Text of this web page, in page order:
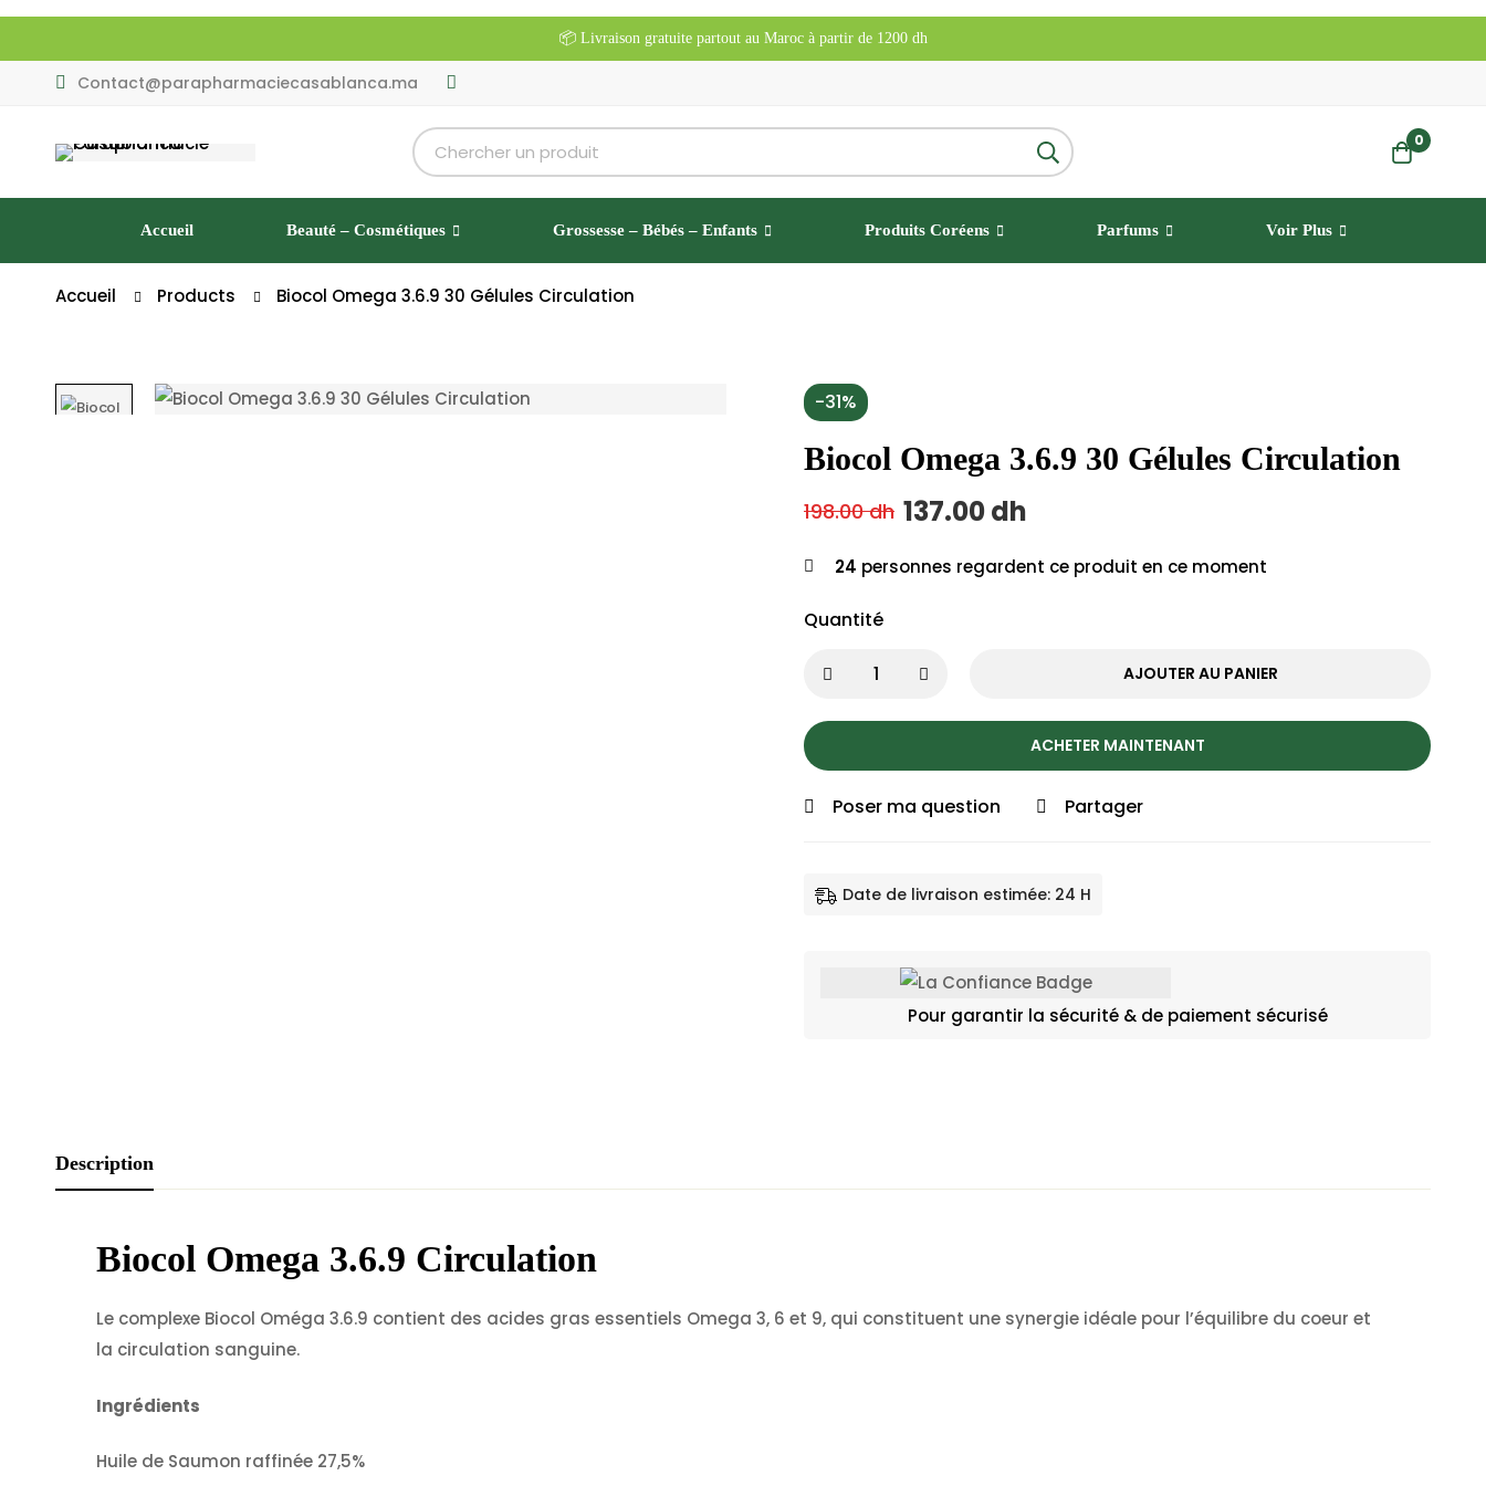
📦 Livraison gratuite partout au Maroc à partir de 1200 dh
Contact@parapharmaciecasablanca.ma
0
Accueil Beauté – Cosmétiques Grossesse – Bébés – Enfants Produits Coréens Parfums Voir Plus
Accueil Products Biocol Omega 3.6.9 30 Gélules Circulation
-31%
Biocol Omega 3.6.9 30 Gélules Circulation
198.00dh 137.00dh
24 personnes regardent ce produit en ce moment
Quantité
AJOUTER AU PANIER
ACHETER MAINTENANT
Poser ma question Partager
Date de livraison estimée: 24 H
Pour garantir la sécurité & de paiement sécurisé
Description
Biocol Omega 3.6.9 Circulation
Le complexe Biocol Oméga 3.6.9 contient des acides gras essentiels Omega 3, 6 et 9, qui constituent une synergie idéale pour l’équilibre du coeur et
la circulation sanguine.
Ingrédients
Huile de Saumon raffinée 27,5%